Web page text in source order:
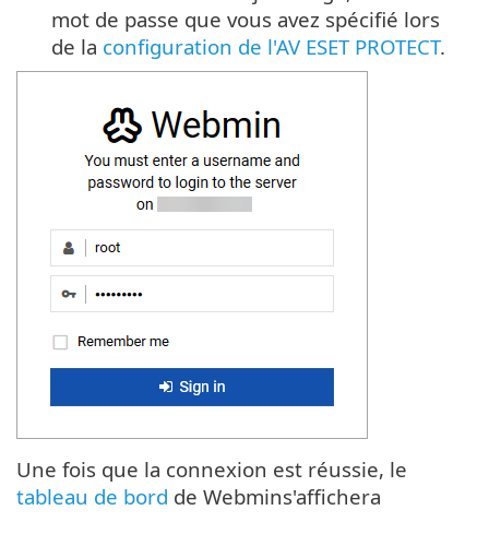
mot de passe que vous avez spécifié lors
de la configuration de l'AV ESET PROTECT.
Une fois que la connexion est réussie, le
tableau de bord de Webmins'affichera